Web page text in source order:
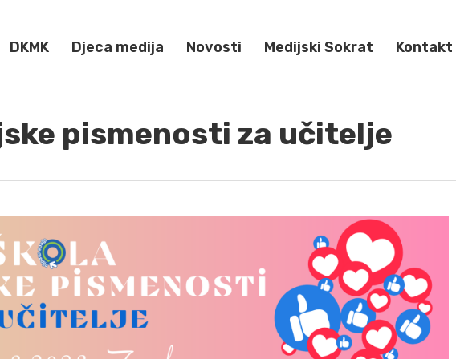
DKMK Djeca medija Novosti Medijski Sokrat Kontakt
pismenosti za učitelje